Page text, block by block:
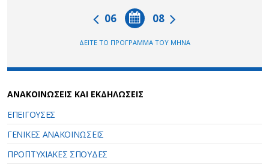
08
06
ΔΕΙΤΕ ΤΟ ΠΡΟΓΡΑΜΜΑ ΤΟΥ ΜΗΝΑ
ΑΝΑΚΟΙΝΩΣΕΙΣ ΚΑΙ ΕΚΔΗΛΩΣΕΙΣ
ΕΠΕΙΓΟΥΣΕΣ
ΓΕΝΙΚΕΣ ΑΝΑΚΟΙΝΩΣΕΙΣ
ΠΡΟΠΤΥΧΙΑΚΕΣ ΣΠΟΥΔΕΣ